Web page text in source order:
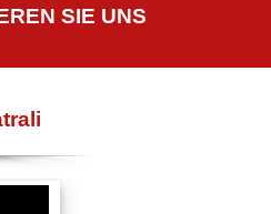
SIE UNS